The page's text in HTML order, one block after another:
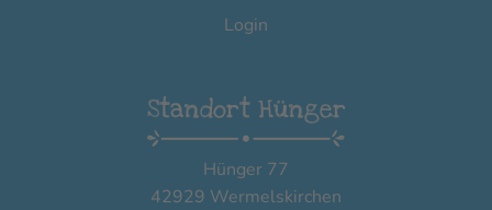
Login
Standort Hünger
Hünger 77
42929 Wermelskirchen